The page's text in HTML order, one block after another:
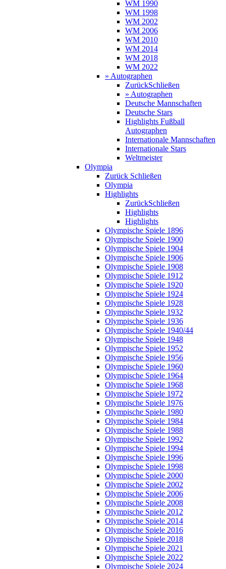
WM 1990
WM 1998
WM 2002
WM 2006
WM 2010
WM 2014
WM 2018
WM 2022
» Autographen
ZurückSchließen
» Autographen
Deutsche Mannschaften
Deutsche Stars
Highlights Fußball
Autographen
Internationale Mannschaften
Internationale Stars
Weltmeister
Olympia
Zurück Schließen
Olympia
Highlights
ZurückSchließen
Highlights
Highlights
Olympische Spiele 1896
Olympische Spiele 1900
Olympische Spiele 1904
Olympische Spiele 1906
Olympische Spiele 1908
Olympische Spiele 1912
Olympische Spiele 1920
Olympische Spiele 1924
Olympische Spiele 1928
Olympische Spiele 1932
Olympische Spiele 1936
Olympische Spiele 1940/44
Olympische Spiele 1948
Olympische Spiele 1952
Olympische Spiele 1956
Olympische Spiele 1960
Olympische Spiele 1964
Olympische Spiele 1968
Olympische Spiele 1972
Olympische Spiele 1976
Olympische Spiele 1980
Olympische Spiele 1984
Olympische Spiele 1988
Olympische Spiele 1992
Olympische Spiele 1994
Olympische Spiele 1996
Olympische Spiele 1998
Olympische Spiele 2000
Olympische Spiele 2002
Olympische Spiele 2006
Olympische Spiele 2008
Olympische Spiele 2012
Olympische Spiele 2014
Olympische Spiele 2016
Olympische Spiele 2018
Olympische Spiele 2021
Olympische Spiele 2022
Olympische Spiele 2024